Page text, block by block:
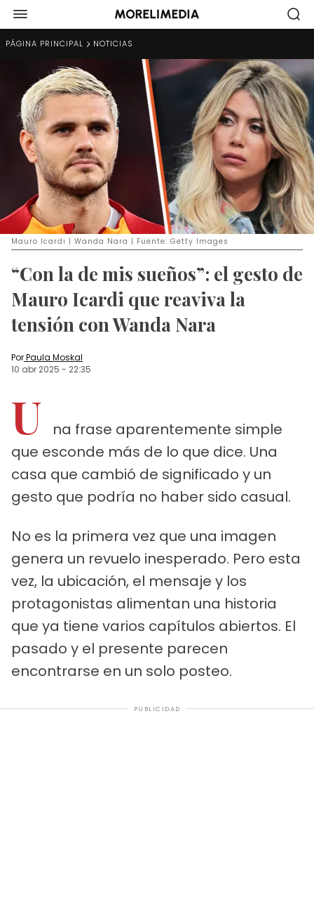
PÁGINA PRINCIPAL NOTICIAS
Mauro Icardi | Wanda Nara | Fuente: Getty Images
“Con la de mis sueños”: el gesto de
Mauro Icardi que reaviva la
tensión con Wanda Nara
PorPaula Moskal
10 abr 2025 - 22:35
U
na frase aparentemente simple
que esconde más de lo que dice. Una
casa que cambió de significado y un
gesto que podría no haber sido casual.
No es la primera vez que una imagen
genera un revuelo inesperado. Pero esta
vez, la ubicación, el mensaje y los
protagonistas alimentan una historia
que ya tiene varios capítulos abiertos. El
pasado y el presente parecen
encontrarse en un solo posteo.
PUBLICIDAD